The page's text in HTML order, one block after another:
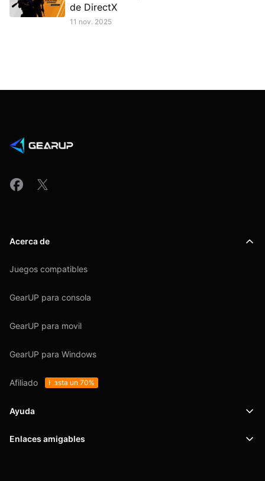
de DirectX
11 nov. 2025
Acerca de
Juegos compatibles
GearUP para consola
GearUP para movil
GearUP para Windows
Afiliado Hasta un 70%
Ayuda
Soporte
Enlaces amigables